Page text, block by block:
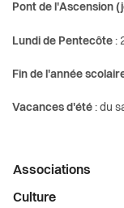
Vevey ça
Travail
Pont de l'Ascension
Lundi de Pentecôte :
Fin de l'année
Vacances d'été : du
Menu
latéral
Associations
Culture